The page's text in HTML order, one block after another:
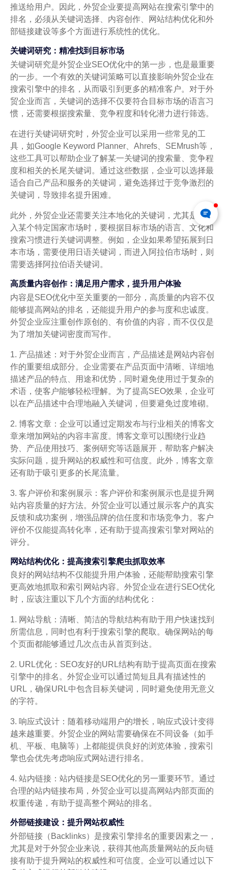
推送给用户。因此，外贸企业要提高网站在搜索引擎中的
排名，必须从关键词选择、内容创作、网站结构优化和外
部链接建设等多个方面进行系统性的优化。
关键词研究：精准找到目标市场
关键词研究是外贸企业SEO优化中的第一步，也是最重要
的一步。一个有效的关键词策略可以直接影响外贸企业在
搜索引擎中的排名，从而吸引到更多的精准客户。对于外
贸企业而言，关键词的选择不仅要符合目标市场的语言习
惯，还需要根据搜索量、竞争程度和转化潜力进行筛选。
在进行关键词研究时，外贸企业可以采用一些常见的工
具，如Google Keyword Planner、Ahrefs、SEMrush等，
这些工具可以帮助企业了解某一关键词的搜索量、竞争程
度和相关的长尾关键词。通过这些数据，企业可以选择最
适合自己产品和服务的关键词，避免选择过于竞争激烈的
关键词，导致排名提升困难。
此外，外贸企业还需要关注本地化的关键词，尤其是在进
入某个特定国家市场时，要根据目标市场的语言、文化和
搜索习惯进行关键词调整。例如，企业如果希望拓展到日
本市场，需要使用日语关键词，而进入阿拉伯市场时，则
需要选择阿拉伯语关键词。
高质量内容创作：满足用户需求，提升用户体验
内容是SEO优化中至关重要的一部分，高质量的内容不仅
能够提高网站的排名，还能提升用户的参与度和忠诚度。
外贸企业应注重创作原创的、有价值的内容，而不仅仅是
为了增加关键词密度而写作。
1. 产品描述：对于外贸企业而言，产品描述是网站内容创
作的重要组成部分。企业需要在产品页面中清晰、详细地
描述产品的特点、用途和优势，同时避免使用过于复杂的
术语，使客户能够轻松理解。为了提高SEO效果，企业可
以在产品描述中合理地融入关键词，但要避免过度堆砌。
2. 博客文章：企业可以通过定期发布与行业相关的博客文
章来增加网站的内容丰富度。博客文章可以围绕行业趋
势、产品使用技巧、案例研究等话题展开，帮助客户解决
实际问题，提升网站的权威性和可信度。此外，博客文章
还有助于吸引更多的长尾流量。
3. 客户评价和案例展示：客户评价和案例展示也是提升网
站内容质量的好方法。外贸企业可以通过展示客户的真实
反馈和成功案例，增强品牌的信任度和市场竞争力。客户
评价不仅能提高转化率，还有助于提高搜索引擎对网站的
评分。
网站结构优化：提高搜索引擎爬虫抓取效率
良好的网站结构不仅能提升用户体验，还能帮助搜索引擎
更高效地抓取和索引网站内容。外贸企业在进行SEO优化
时，应该注重以下几个方面的结构优化：
1. 网站导航：清晰、简洁的导航结构有助于用户快速找到
所需信息，同时也有利于搜索引擎的爬取。确保网站的每
个页面都能够通过几次点击从首页到达。
2. URL优化：SEO友好的URL结构有助于提高页面在搜索
引擎中的排名。外贸企业可以通过简短且具有描述性的
URL，确保URL中包含目标关键词，同时避免使用无意义
的字符。
3. 响应式设计：随着移动端用户的增长，响应式设计变得
越来越重要。外贸企业的网站需要确保在不同设备（如手
机、平板、电脑等）上都能提供良好的浏览体验，搜索引
擎也会优先考虑响应式网站进行排名。
4. 站内链接：站内链接是SEO优化的另一重要环节。通过
合理的站内链接布局，外贸企业可以提高网站内部页面的
权重传递，有助于提高整个网站的排名。
外部链接建设：提升网站权威性
外部链接（Backlinks）是搜索引擎排名的重要因素之一，
尤其是对于外贸企业来说，获得其他高质量网站的反向链
接有助于提升网站的权威性和可信度。企业可以通过以下